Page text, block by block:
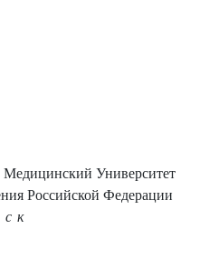
Университет
Российской Федерации